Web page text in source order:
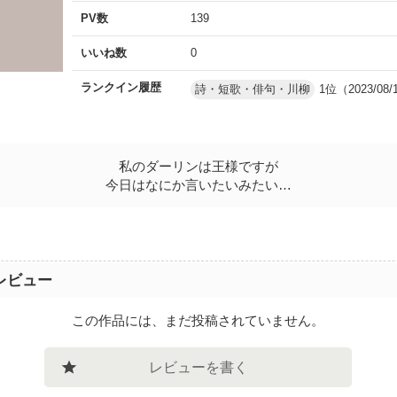
PV数 139
いいね数 0
ランクイン履歴 詩・短歌・俳句・川柳 1位（2023/08/
私のダーリンは王様ですが
今日はなにか言いたいみたい…
ビュー
この作品には、まだ投稿されていません。
レビューを書く